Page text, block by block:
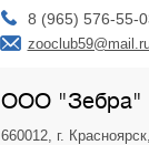
8 (965) 576-55-
ООО "Зебра"
660012, г.